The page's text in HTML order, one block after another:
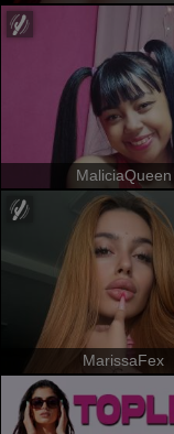
MaliciaQueen
MarissaFex